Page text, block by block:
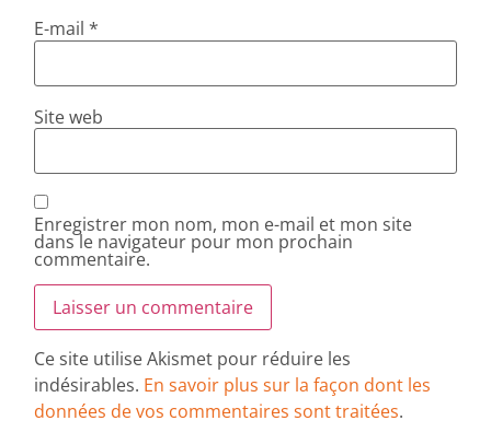
E-mail*
Site web
Enregistrer mon nom, mon e-mail et mon site
dans le navigateur pour mon prochain
commentaire.
Ce site utilise Akismet pour réduire les
indésirables. En savoir plus sur la façon dont les
données de vos commentaires sont traitées.